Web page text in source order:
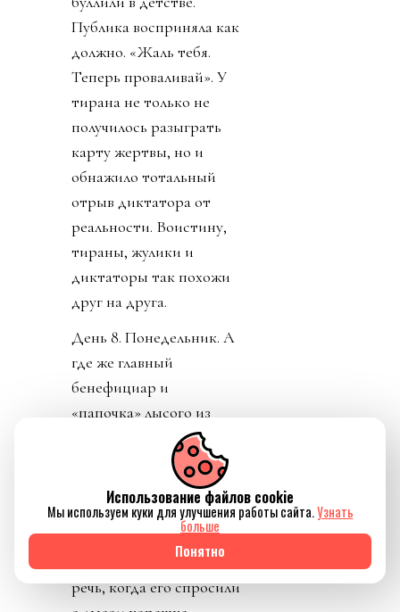
Публика восприняла как
должно. «Жаль тебя.
Теперь проваливай». У
тирана не только не
получилось разыграть
карту жертвы, но и
обнажило тотальный
отрыв диктатора от
реальности. Воистину,
тираны, жулики и
диктаторы так похожи
друг на друга.
День 8. Понедельник. А
где же главный
бенефициар и
«папочка» лысого из
ФИФА? А он не
отвечает на звонки. А на
пресс-конференции
заседатель в белом доме
срочно перестал
понимать, о ком идет
речь, когда его спросили
Использование файлов cookie
Мы используем куки для улучшения работы сайта.Узнать
больше
Понятно